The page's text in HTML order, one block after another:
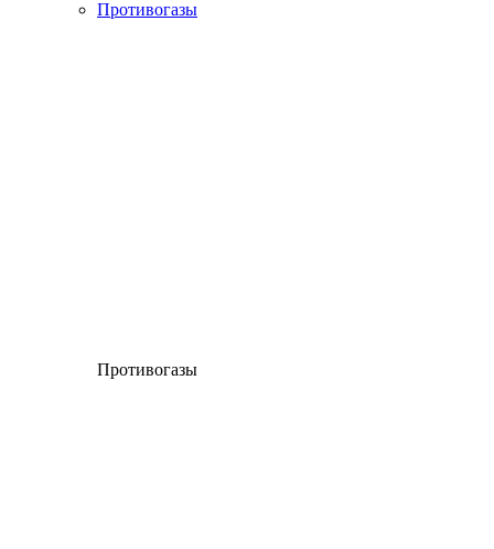
Противогазы
Противогазы